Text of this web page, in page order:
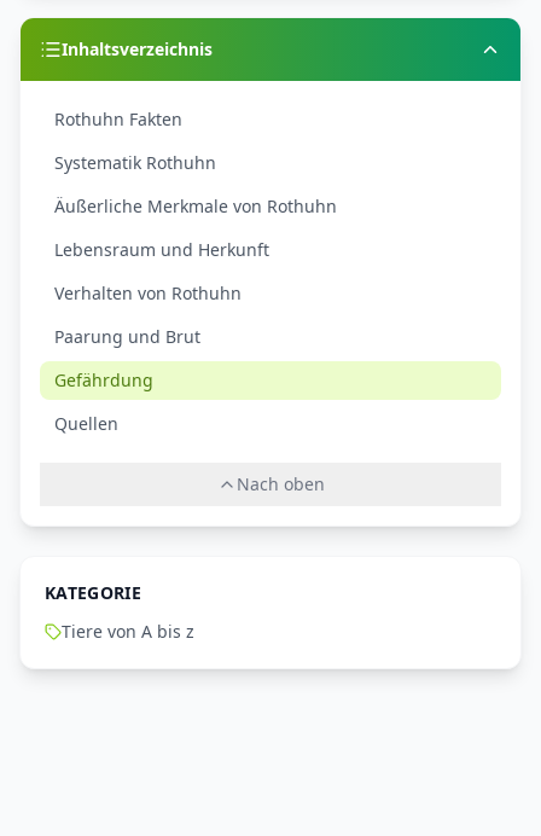
Inhaltsverzeichnis
Rothuhn Fakten
Systematik Rothuhn
Äußerliche Merkmale von Rothuhn
Lebensraum und Herkunft
Verhalten von Rothuhn
Paarung und Brut
Gefährdung
Quellen
Nach oben
KATEGORIE
Tiere von A bis z